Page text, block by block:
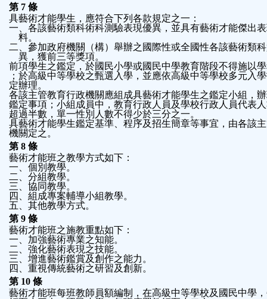
第 7 條
具藝術才能學生，應符合下列各款規定之一：
一、各該藝術類科術科測驗表現優異，並具有藝術才能傑出
料。
二、參加政府機關（構）舉辦之國際性或全國性各該藝術類
異，獲前三等獎項。
前項學生之鑑定，於國民小學或國民中學教育階段不得施以
；於高級中等學校之甄選入學，並應依高級中等學校多元入
定辦理。
各該主管教育行政機關應組成具藝術才能學生之鑑定小組，
鑑定事項；小組成員中，教育行政人員及學校行政人員代表
超過半數，單一性別人數不得少於三分之一。
具藝術才能學生鑑定基準、程序及招生簡章等事宜，由各該
機關定之。
第 8 條
藝術才能班之教學方式如下：
一、個別教學。
二、分組教學。
三、協同教學。
四、組成專案輔導小組教學。
五、其他教學方式。
第 9 條
藝術才能班之施教重點如下：
一、加強藝術專業之知能。
二、強化藝術表現之技能。
三、增進藝術鑑賞及創作之能力。
四、重視傳統藝術之研習及創新。
第 10 條
藝術才能班每班教師員額編制，在高級中等學校及國民中學